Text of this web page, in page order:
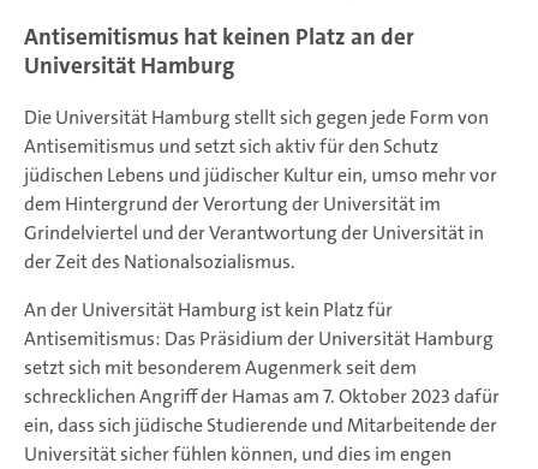
Antisemitismus hat keinen Platz an der
Universität Hamburg
Die Universität Hamburg stellt sich gegen jede Form von
Antisemitismus und setzt sich aktiv für den Schutz
jüdischen Lebens und jüdischer Kultur ein, umso mehr vor
dem Hintergrund der Verortung der Universität im
Grindelviertel und der Verantwortung der Universität in
der Zeit des Nationalsozialismus.
An der Universität Hamburg ist kein Platz für
Antisemitismus: Das Präsidium der Universität Hamburg
setzt sich mit besonderem Augenmerk seit dem
schrecklichen Angriff der Hamas am 7. Oktober 2023 dafür
ein, dass sich jüdische Studierende und Mitarbeitende der
Universität sicher fühlen können, und dies im engen